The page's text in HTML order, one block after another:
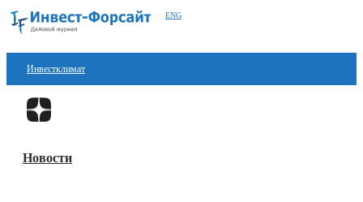
ENG
Инвестклимат
Финансы
Блокчейн
Новости